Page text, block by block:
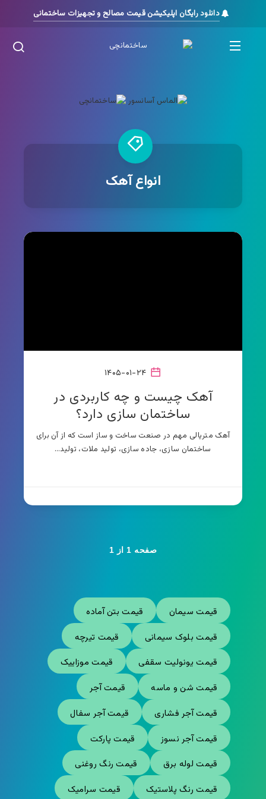
دانلود رایگان اپلیکیشن قیمت مصالح و تجهیزات ساختمانی
انواع آهک
آهک چیست و چه کاربردی در
ساختمان سازی دارد؟
آهک متریالی مهم در صنعت ساخت و ساز است که از آن برای
ساختمان سازی، جاده سازی، تولید ملات، تولید…
صفحه 1 از 1
قیمت سیمان
قیمت بتن آماده
قیمت بلوک سیمانی
قیمت تیرچه
قیمت یونولیت سقفی
قیمت موزاییک
قیمت شن و ماسه
قیمت آجر
قیمت آجر فشاری
قیمت آجر سفال
قیمت آجر نسوز
قیمت پارکت
قیمت لوله برق
قیمت رنگ روغنی
قیمت رنگ پلاستیک
قیمت سرامیک